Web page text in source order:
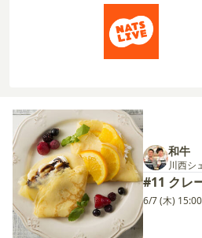
和牛
川西シ
#11 クレ
6/7 (木)